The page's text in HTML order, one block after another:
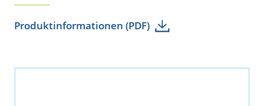
Produktinformationen (PDF)